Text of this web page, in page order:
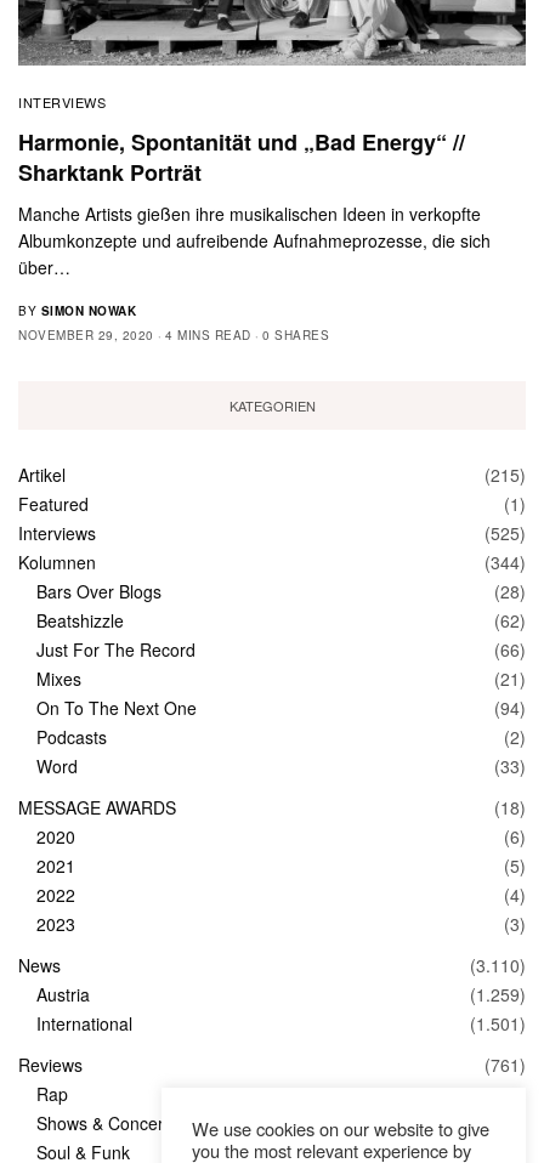
INTERVIEWS
Harmonie, Spontanität und „Bad Energy“ //
Sharktank Porträt
Manche Artists gießen ihre musikalischen Ideen in verkopfte
Albumkonzepte und aufreibende Aufnahmeprozesse, die sich
über…
BY SIMON NOWAK
NOVEMBER 29, 2020
4 MINS READ 0 SHARES
KATEGORIEN
Artikel
(215)
Featured
(1)
Interviews
(525)
Kolumnen
(344)
Bars Over Blogs
(28)
Beatshizzle
(62)
Just For The Record
(66)
Mixes
(21)
On To The Next One
(94)
Podcasts
(2)
Word
(33)
MESSAGE AWARDS
(18)
2020
(6)
2021
(5)
2022
(4)
2023
(3)
News
(3.110)
Austria
(1.259)
International
(1.501)
Reviews
(761)
Rap
Shows & Concerts
(347)
Soul & Funk
We use cookies on our website to give
you the most relevant experience by